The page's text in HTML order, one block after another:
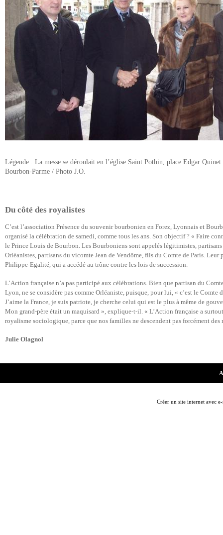
Légende : La messe se déroulait en l’église Saint Pothin, place Edgar
Bourbon-Parme / Photo J.O.
Du côté des royalistes
C’est l’association Présence du souvenir bourbonien en Forez, Lyonnais et
organisé la célébration de samedi, comme tous les ans. Son objectif ? « Faire
le Prince Louis de Bourbon. Les Bourboniens sont appelés légitimistes,
Orléanistes, partisans du vicomte Jean de Vendôme, fils du Comte de Paris.
Philippe-Egalité, qui a accédé au trône contre les lois de succession.
L’Action française n’a pas participé aux célébrations. Bien que partisan du
Lyon, ne se considère pas comme Orléaniste, puisque, pour lui, « c’est le Comte
J’aime la France, je suis patriote, je cherche celui qui est le plus à même de
Mon grand-père était un maquisard », explique-t-il. « L’Action française a
royalisme sociologique, parce que nos familles ne descendent pas forcément des
Julie Olagnol
Créer un site internet avec